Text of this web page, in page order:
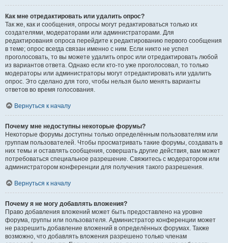
Как мне отредактировать или удалить опрос?
Так же, как и сообщения, опросы могут редактироваться только их
создателями, модераторами или администраторами. Для
редактирования опроса перейдите к редактированию первого сообщения
в теме; опрос всегда связан именно с ним. Если никто не успел
проголосовать, то вы можете удалить опрос или отредактировать любой
из вариантов ответа. Однако если кто-то уже проголосовал, то только
модераторы или администраторы могут отредактировать или удалить
опрос. Это сделано для того, чтобы нельзя было менять варианты
ответов во время голосования.
Вернуться к началу
Почему мне недоступны некоторые форумы?
Некоторые форумы доступны только определённым пользователям или
группам пользователей. Чтобы просматривать такие форумы, создавать в
них темы и оставлять сообщения, совершать другие действия, вам может
потребоваться специальное разрешение. Свяжитесь с модератором или
администратором конференции для получения такого разрешения.
Вернуться к началу
Почему я не могу добавлять вложения?
Право добавления вложений может быть предоставлено на уровне
форума, группы или пользователя. Администратор конференции может
не разрешить добавление вложений в определённых форумах. Также
возможно, что добавлять вложения разрешено только членам